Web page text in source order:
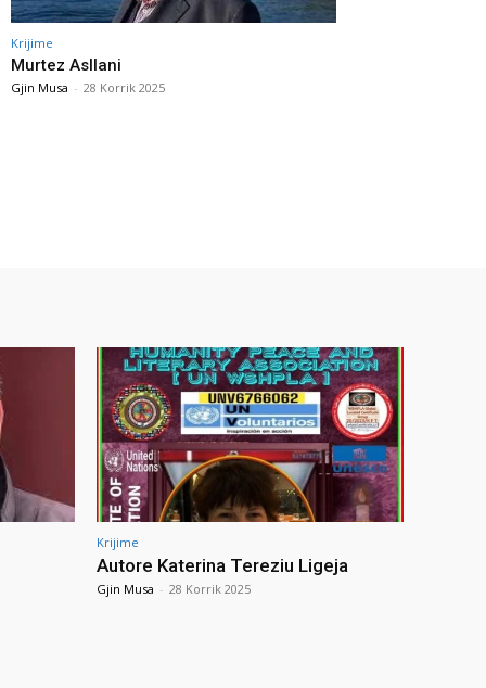
Krijime
Murtez Asllani
Gjin Musa - 28 Korrik 2025
Krijime
Autore Katerina Tereziu Ligeja
Gjin Musa - 28 Korrik 2025